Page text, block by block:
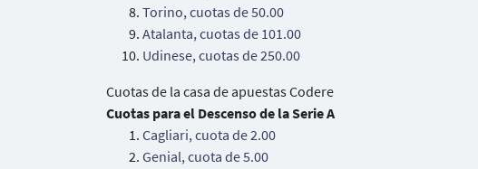
Torino, cuotas de 50.00
Atalanta, cuotas de 101.00
Udinese, cuotas de 250.00
Cuotas de la casa de apuestas Codere
Cuotas para el Descenso de la Serie A
Cagliari, cuota de 2.00
Genial, cuota de 5.00